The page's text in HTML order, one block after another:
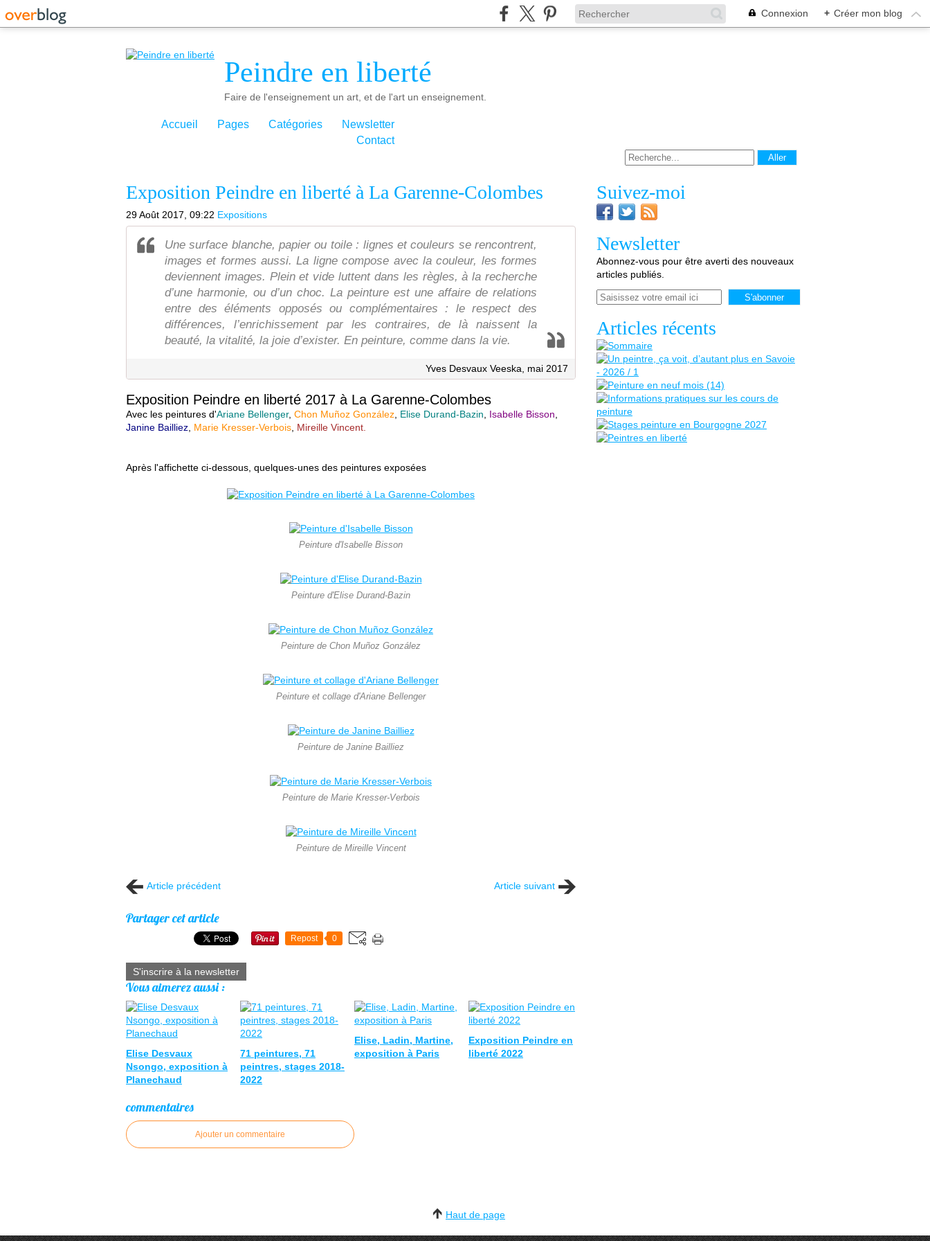
Connexion + Créer mon blog
Peindre en liberté
Faire de l'enseignement un art, et de l'art un enseignement.
Accueil Pages Catégories
Newsletter
Contact
Exposition Peindre en liberté à La Garenne-Colombes
29 Août 2017, 09:22 Expositions
Une surface blanche, papier ou toile : lignes et couleurs se rencontrent,
images et formes aussi. La ligne compose avec la couleur, les formes
deviennent images. Plein et vide luttent dans les règles, à la recherche
d’une harmonie, ou d’un choc. La peinture est une affaire de relations
entre des éléments opposés ou complémentaires : le respect des
différences, l’enrichissement par les contraires, de là naissent la
beauté, la vitalité, la joie d’exister. En peinture, comme dans la vie.
Yves Desvaux Veeska, mai 2017
Exposition Peindre en liberté 2017 à La Garenne-Colombes
Avec les peintures d'Ariane Bellenger, Chon Muñoz González Elise Durand-Bazin Isabelle Bisson
Janine Bailliez Marie Kresser-Verbois Mireille Vincent.
Après l'affichette ci-dessous, quelques-unes des peintures exposées
Peinture d'Isabelle Bisson
Peinture d'Elise Durand-Bazin
Peinture de Chon Muñoz González
Peinture et collage d'Ariane Bellenger
Peinture de Janine Bailliez
Peinture de Marie Kresser-Verbois
Peinture de Mireille Vincent
Article précédent Article suivant
Partager cet article
Repost 0
S'inscrire à la newsletter
Vous aimerez aussi :
Elise Desvaux
Nsongo, exposition à
Planechaud
71 peintures, 71
peintres, stages 2018-
2022
Elise, Ladin, Martine,
exposition à Paris
Exposition Peindre en
liberté 2022
commentaires
Ajouter un commentaire
Suivez-moi
Newsletter
Abonnez-vous pour être averti des nouveaux
articles publiés.
Email
Articles récents
Haut de page